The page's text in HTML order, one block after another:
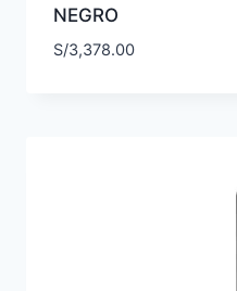
NEGRO
S/3,378.00